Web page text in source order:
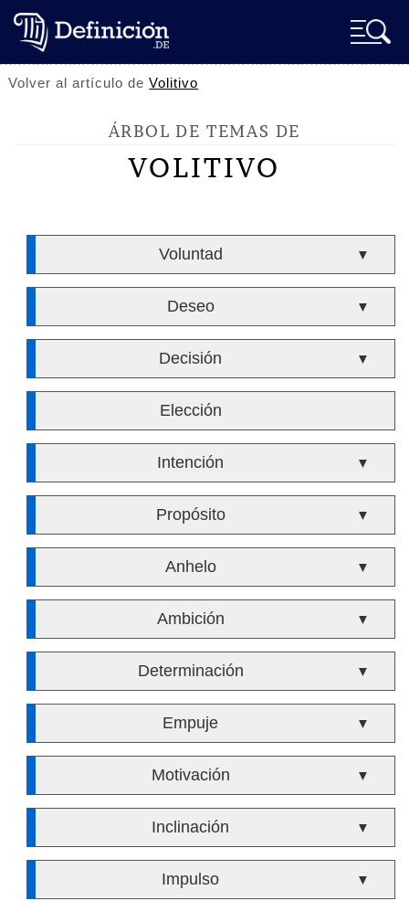
Volver al artículo deVolitivo
ÁRBOL DE TEMAS DE
VOLITIVO
Voluntad ▼
Deseo ▼
Decisión ▼
Elección
Intención ▼
Propósito ▼
Anhelo ▼
Ambición ▼
Determinación ▼
Empuje ▼
Motivación ▼
Inclinación ▼
Impulso ▼